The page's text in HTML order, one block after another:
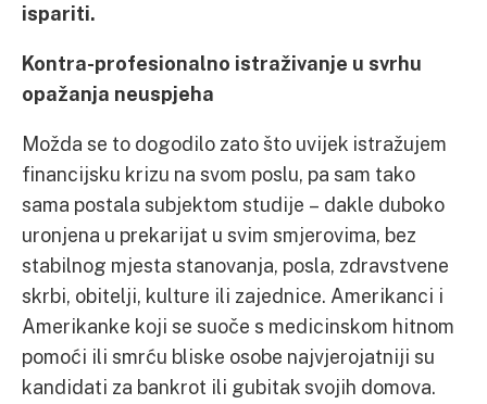
ispariti.
Kontra-profesionalno istraživanje u svrhu
opažanja neuspjeha
Možda se to dogodilo zato što uvijek istražujem
financijsku krizu na svom poslu, pa sam tako
sama postala subjektom studije – dakle duboko
uronjena u prekarijat u svim smjerovima, bez
stabilnog mjesta stanovanja, posla, zdravstvene
skrbi, obitelji, kulture ili zajednice. Amerikanci i
Amerikanke koji se suoče s medicinskom hitnom
pomoći ili smrću bliske osobe najvjerojatniji su
kandidati za bankrot ili gubitak svojih domova.